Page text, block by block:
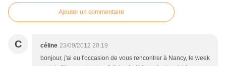
Ajouter un commentaire
C céline 23/09/2012 20:19
bonjour, j'ai eu l'occasion de vous rencontrer à Nancy, le week